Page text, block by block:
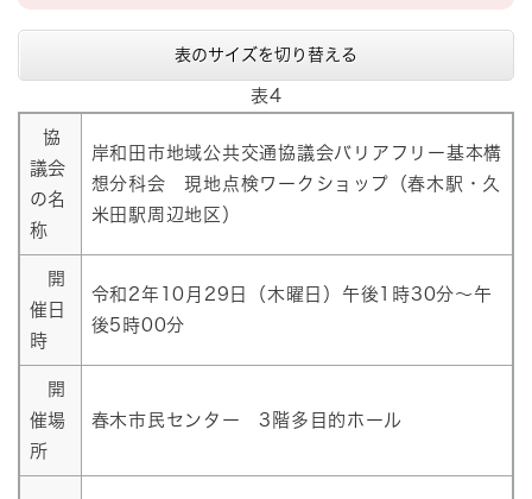
表のサイズを切り替える
表4
協
議会
の名
称
岸和田市地域公共交通協議会バリアフリー基本構
想分科会 現地点検ワークショップ（春木駅・久
米田駅周辺地区）
開
催日
時
令和2年10月29日（木曜日）午後1時30分～午
後5時00分
開
催場
所
春木市民センター 3階多目的ホール